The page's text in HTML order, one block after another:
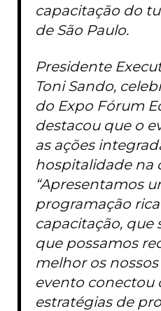
capacitação do
de São Paulo.
Presidente
Toni Sando,
do Expo Fórum
destacou que o
as ações
hospitalidade na
“Apresentamos
programação
capacitação, que
que possamos
melhor os
evento conectou
estratégias de